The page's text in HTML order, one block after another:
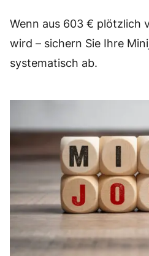
Wenn aus 603 € plötzlich
wird – sichern Sie Ihre
systematisch ab.